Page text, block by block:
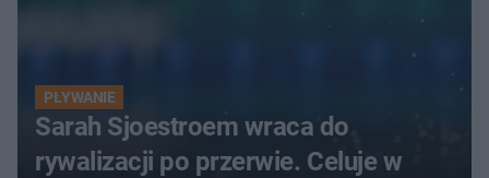
PŁYWANIE
Sarah Sjoestroem wraca do
rywalizacji po przerwie. Celuje w